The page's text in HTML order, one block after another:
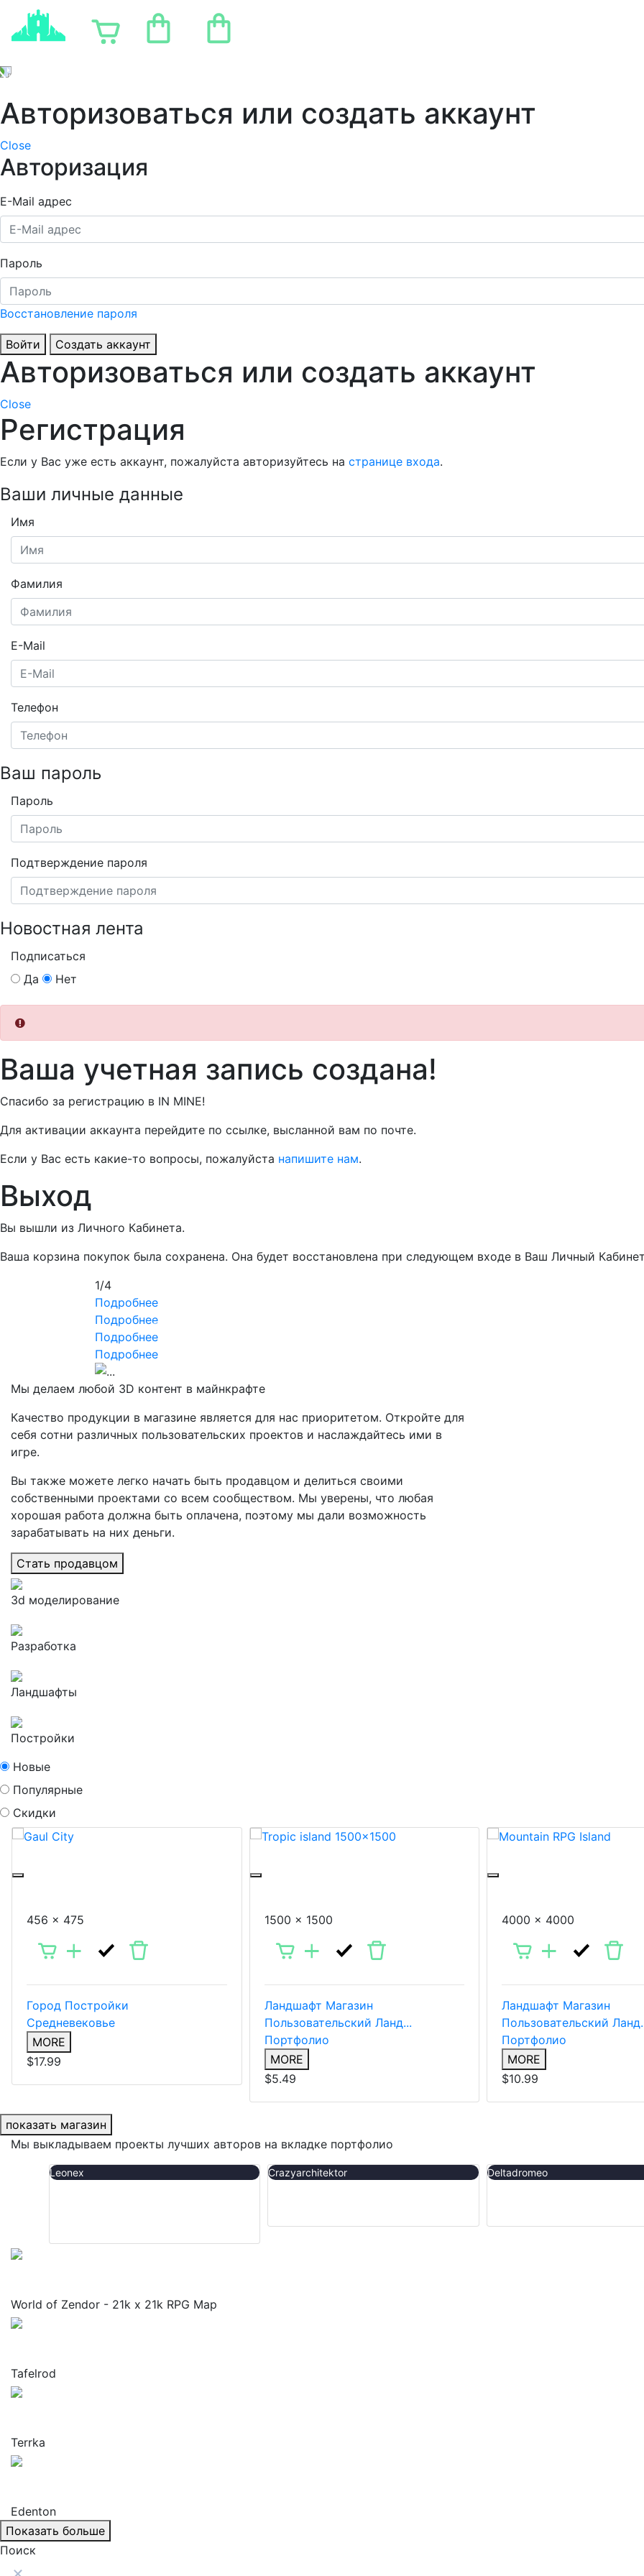
Авторизоваться или создать аккаунт
Close
Авторизация
E-Mail адрес
Пароль
Восстановление пароля
Войти Создать аккаунт
Авторизоваться или создать аккаунт
Close
Регистрация
Если у Вас уже есть аккаунт, пожалуйста авторизуйтесь на странице входа.
Ваши личные данные
Имя
Фамилия
E-Mail
Телефон
Ваш пароль
Пароль
Подтверждение пароля
Новостная лента
Подписаться
Да
Нет
Ваша учетная запись создана!
Спасибо за регистрацию в IN MINE!
Для активации аккаунта перейдите по ссылке, высланной вам по почте.
Если у Вас есть какие-то вопросы, пожалуйста напишите нам.
Выход
Вы вышли из Личного Кабинета.
Ваша корзина покупок была сохранена. Она будет восстановлена при следующем входе в Ваш Личный
1/4
Подробнее
Подробнее
Подробнее
Подробнее
Previous
Мы делаем любой 3D контент в майнкрафте
Качество продукции в магазине является для нас приоритетом. Откройте для
себя сотни различных пользовательских проектов и наслаждайтесь ими в
игре.
Вы также можете легко начать быть продавцом и делиться своими
собственными проектами со всем сообществом. Мы уверены, что любая
хорошая работа должна быть оплачена, поэтому мы дали возможность
зарабатывать на них деньги.
Стать продавцом
3d моделирование
Разработка
Ландшафты
Постройки
Новые
Популярные
Скидки
456 x 475
Город Постройки
Средневековье
MORE
$17.99
1500 x 1500
Ландшафт Магазин
Пользовательский Ланд...
Портфолио
MORE
$5.49
4000 x 4000
Ландшафт Магазин
Пользовательский
Портфолио
MORE
$10.99
показать магазин
Мы выкладываем проекты лучших авторов на вкладке портфолио
Leonex Crazyarchitektor Deltadromeo
World of Zendor - 21k x 21k RPG Map
Tafelrod
Terrka
Edenton
Показать больше
Поиск